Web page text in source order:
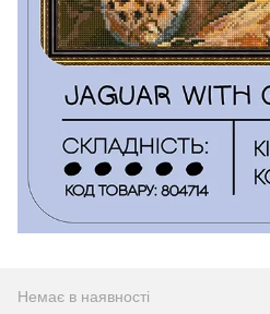
Немає в наявності